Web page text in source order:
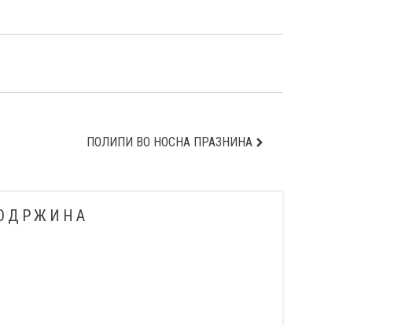
ПОЛИПИ ВО НОСНА ПРАЗНИНА